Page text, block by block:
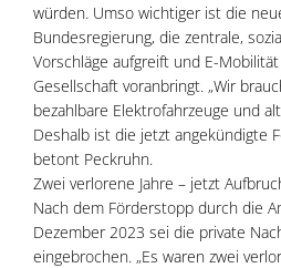
würden. Umso wichtiger ist die
Bundesregierung, die zentrale,
Vorschläge aufgreift und E-
Gesellschaft voranbringt. „Wir
bezahlbare Elektrofahrzeuge und
Deshalb ist die jetzt angekündigte
betont Peckruhn.
Zwei verlorene Jahre – jetzt
Nach dem Förderstopp durch die
Dezember 2023 sei die private
eingebrochen. „Es waren zwei